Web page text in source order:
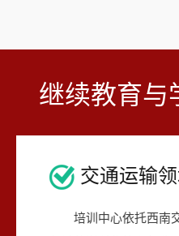
继续教育与
交通运输
培训中心依托西南交